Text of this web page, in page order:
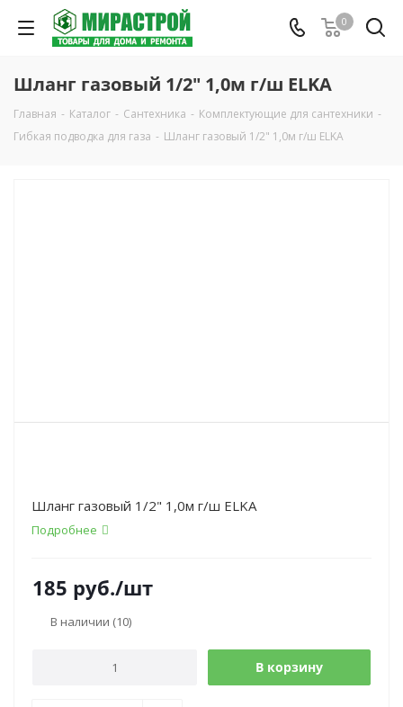
0
Шланг газовый 1/2" 1,0м г/ш ELKA
Главная - Каталог - Сантехника - Комплектующие для сантехники -
Гибкая подводка для газа - Шланг газовый 1/2" 1,0м г/ш ELKA
Шланг газовый 1/2" 1,0м г/ш ELKA
Подробнее
185 руб./шт
В наличии (10)
В корзину